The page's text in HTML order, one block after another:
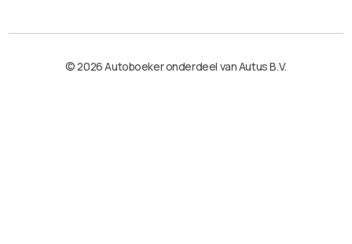
© 2026 Autoboeker onderdeel van Autus B.V.